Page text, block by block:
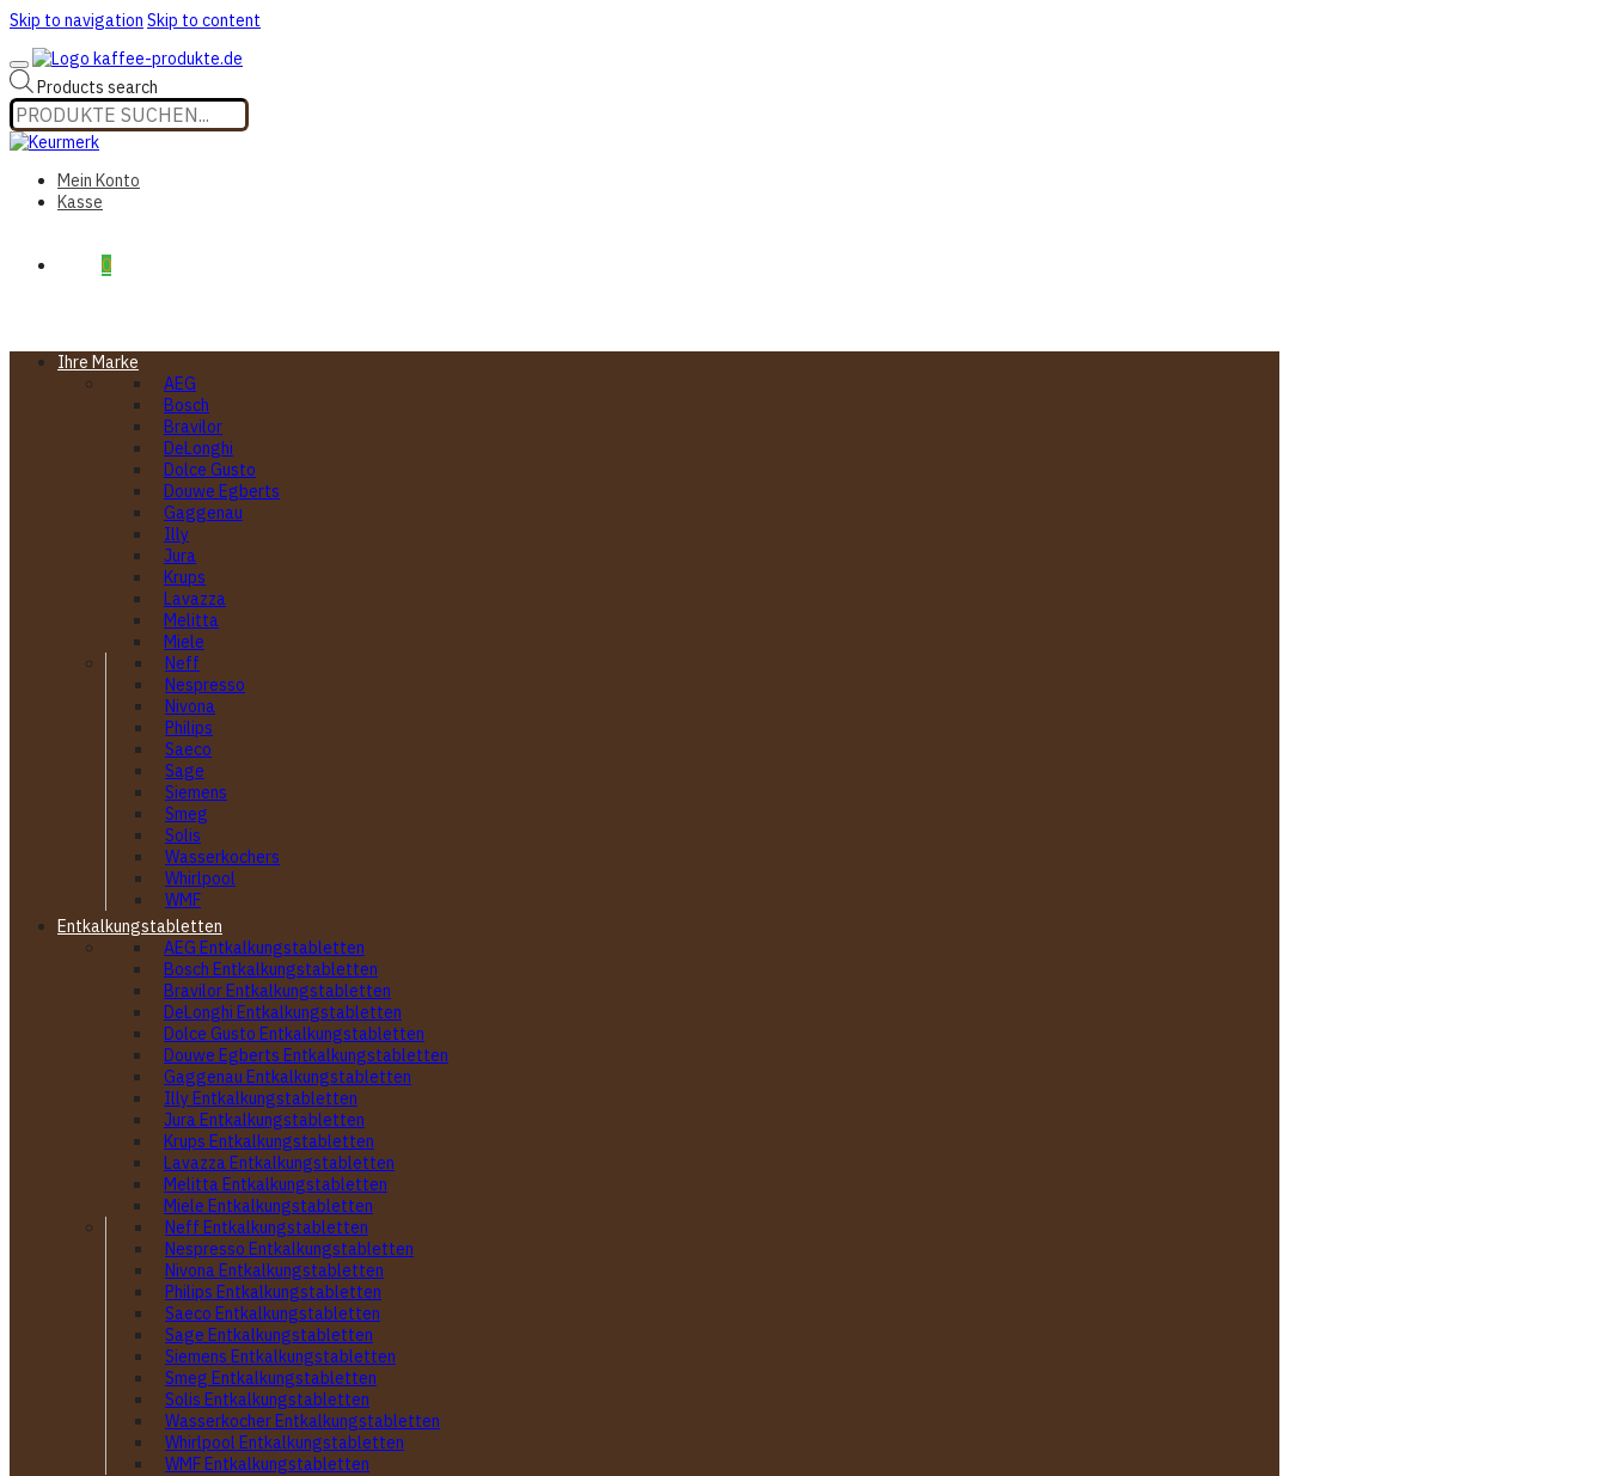
Skip to navigation Skip to content
Products search
Mein Konto
Kasse
0
Ihre Marke
AEG
Bosch
Bravilor
DeLonghi
Dolce Gusto
Douwe Egberts
Gaggenau
Illy
Jura
Krups
Lavazza
Melitta
Miele
Neff
Nespresso
Nivona
Philips
Saeco
Sage
Siemens
Smeg
Solis
Wasserkochers
Whirlpool
WMF
Entkalkungstabletten
AEG Entkalkungstabletten
Bosch Entkalkungstabletten
Bravilor Entkalkungstabletten
DeLonghi Entkalkungstabletten
Dolce Gusto Entkalkungstabletten
Douwe Egberts Entkalkungstabletten
Gaggenau Entkalkungstabletten
Illy Entkalkungstabletten
Jura Entkalkungstabletten
Krups Entkalkungstabletten
Lavazza Entkalkungstabletten
Melitta Entkalkungstabletten
Miele Entkalkungstabletten
Neff Entkalkungstabletten
Nespresso Entkalkungstabletten
Nivona Entkalkungstabletten
Philips Entkalkungstabletten
Saeco Entkalkungstabletten
Sage Entkalkungstabletten
Siemens Entkalkungstabletten
Smeg Entkalkungstabletten
Solis Entkalkungstabletten
Wasserkocher Entkalkungstabletten
Whirlpool Entkalkungstabletten
WMF Entkalkungstabletten